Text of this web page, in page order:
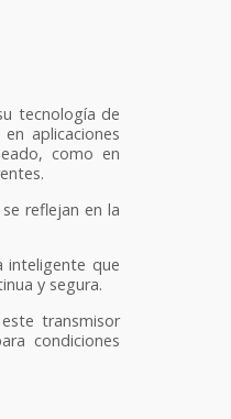
tecnología de
aplicaciones
como en
reflejan en la
inteligente que
y segura.
transmisor
condiciones